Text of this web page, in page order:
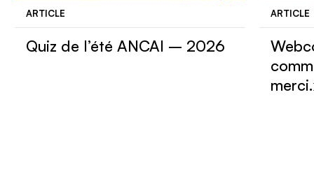
ARTICLE
Quiz de l’été ANCAI – 2026
ARTICLE